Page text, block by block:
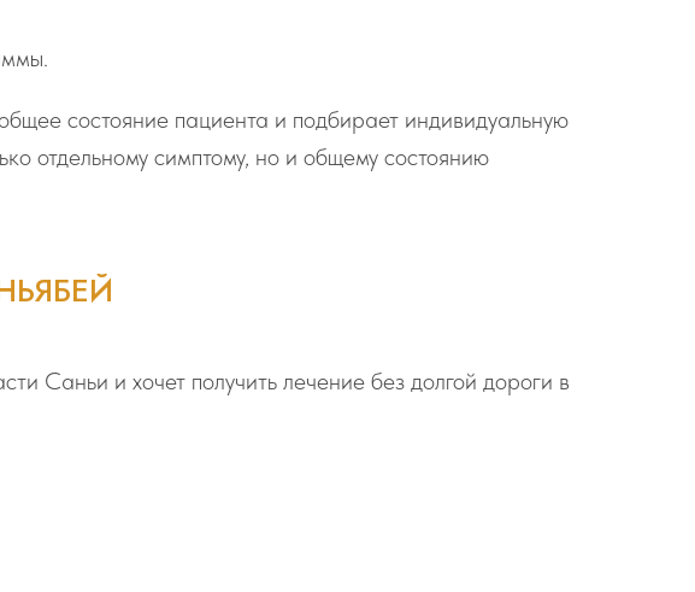
состояние пациента и подбирает индивидуальную
отдельному симптому, но и общему состоянию
Саньи и хочет получить лечение без долгой дороги в